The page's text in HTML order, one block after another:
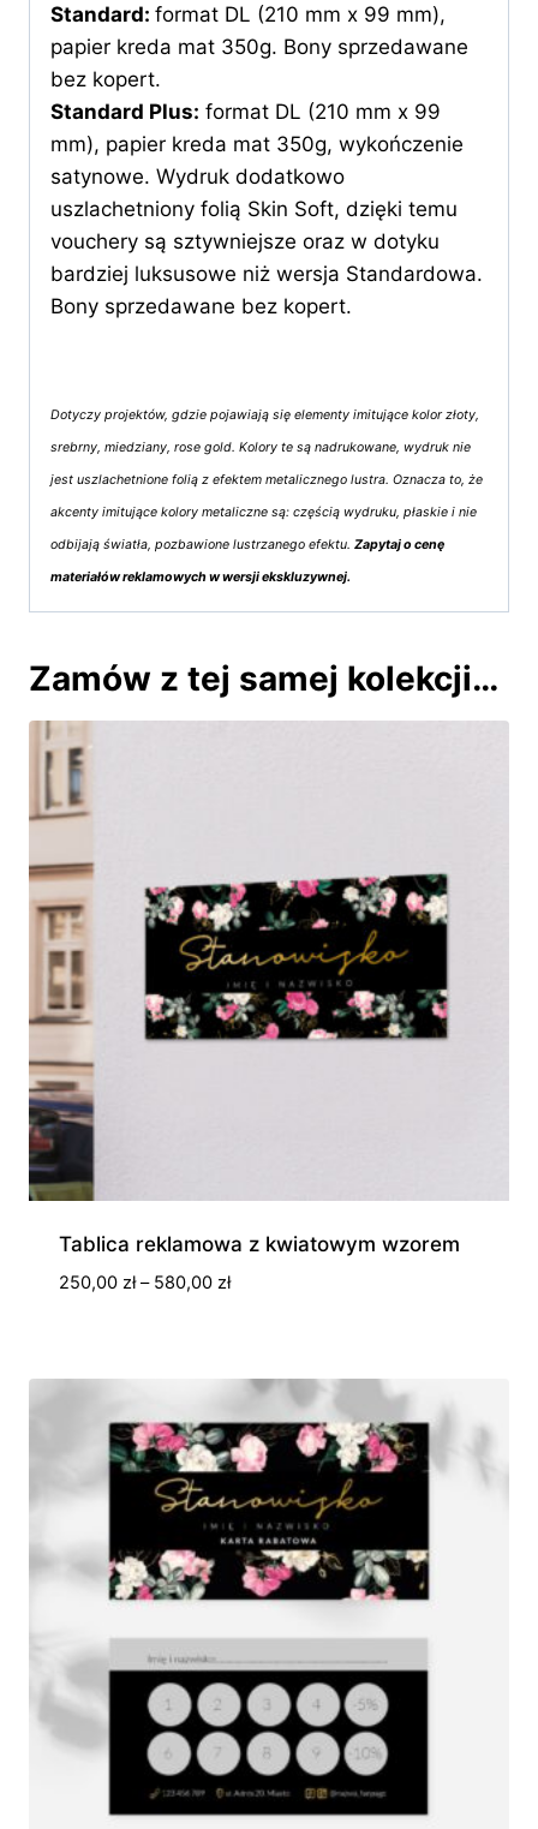
Standard: format DL (210 mm x 99 mm),
papier kreda mat 350g. Bony sprzedawane
bez kopert.
Standard Plus: format DL (210 mm x 99
mm), papier kreda mat 350g, wykończenie
satynowe. Wydruk dodatkowo
uszlachetniony folią Skin Soft, dzięki temu
vouchery są sztywniejsze oraz w dotyku
bardziej luksusowe niż wersja Standardowa.
Bony sprzedawane bez kopert.
Dotyczy projektów, gdzie pojawiają się elementy imitujące kolor złoty,
srebrny, miedziany, rose gold. Kolory te są nadrukowane, wydruk nie
jest uszlachetnione folią z efektem metalicznego lustra. Oznacza to, że
akcenty imitujące kolory metaliczne są: częścią wydruku, płaskie i nie
odbijają światła, pozbawione lustrzanego efektu. Zapytaj o cenę
materiałów reklamowych w wersji ekskluzywnej.
Zamów z tej samej kolekcji…
Tablica reklamowa z kwiatowym wzorem
250,00 zł – 580,00 złZakres
580,00 zł